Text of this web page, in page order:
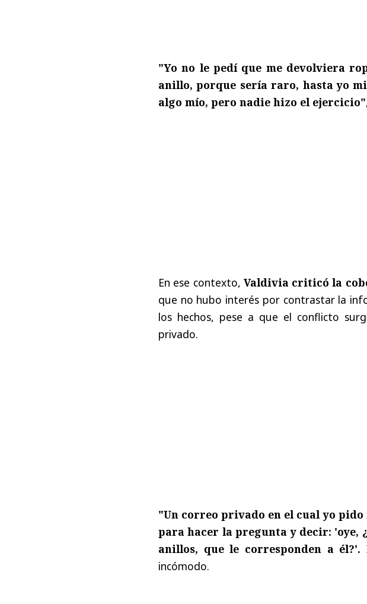
"Yo no le pedí que me devolviera
anillo, porque sería raro, hasta yo
algo mío, pero nadie hizo el ejercicio"
En ese contexto, Valdivia criticó la
que no hubo interés por contrastar la
los hechos, pese a que el conflicto
privado.
"Un correo privado en el cual yo
para hacer la pregunta y decir: 'oye,
anillos, que le corresponden a
incómodo.